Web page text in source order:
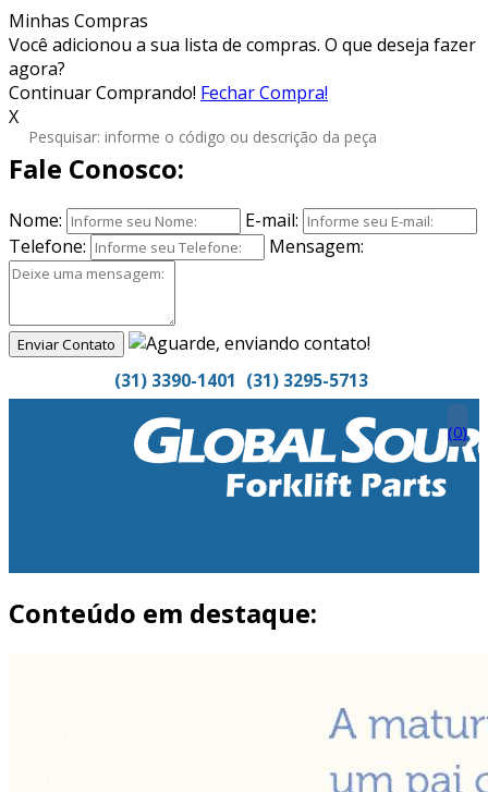
Minhas Compras
Você adicionou a sua lista de compras. O que deseja fazer
agora?
Continuar Comprando! Fechar Compra!
X
Fale Conosco:
Nome:
E-mail:
Telefone:
Mensagem:
Enviar Contato
(31) 3390-1401 (31) 3295-5713
(0)
Conteúdo em destaque: